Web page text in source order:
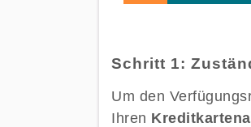
Schritt 1:
Um den
Ihren